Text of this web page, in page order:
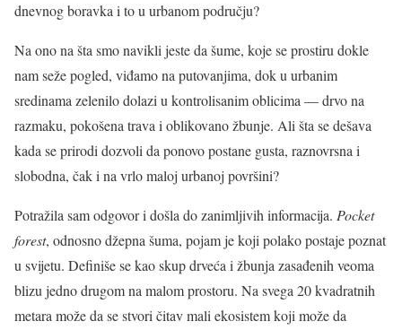
dnevnog boravka i to u urbanom području?
Na ono na šta smo navikli jeste da šume, koje se prostiru dokle
nam seže pogled, viđamo na putovanjima, dok u urbanim
sredinama zelenilo dolazi u kontrolisanim oblicima — drvo na
razmaku, pokošena trava i oblikovano žbunje. Ali šta se dešava
kada se prirodi dozvoli da ponovo postane gusta, raznovrsna i
slobodna, čak i na vrlo maloj urbanoj površini?
Potražila sam odgovor i došla do zanimljivih informacija. Pocket
forest, odnosno džepna šuma, pojam je koji polako postaje poznat
u svijetu. Definiše se kao skup drveća i žbunja zasađenih veoma
blizu jedno drugom na malom prostoru. Na svega 20 kvadratnih
metara može da se stvori čitav mali ekosistem koji može da